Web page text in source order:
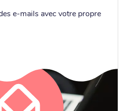
e-mails avec votre propre